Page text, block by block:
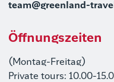
team@greenland-
Öffnungszeiten
(Montag-Freitag)
Private tours: 10.00-